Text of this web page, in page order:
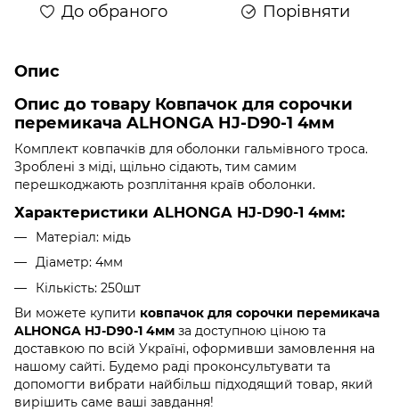
До обраного Порівняти
Опис
Опис до товару Ковпачок для сорочки
перемикача ALHONGA HJ-D90-1 4мм
Комплект ковпачків для оболонки гальмівного троса.
Зроблені з міді, щільно сідають, тим самим
перешкоджають розплітання країв оболонки.
Характеристики ALHONGA HJ-D90-1 4мм:
Матеріал: мідь
Діаметр: 4мм
Кількість: 250шт
Ви можете купити ковпачок для сорочки перемикача
ALHONGA HJ-D90-1 4мм за доступною ціною та
доставкою по всій Україні, оформивши замовлення на
нашому сайті. Будемо раді проконсультувати та
допомогти вибрати найбільш підходящий товар, який
вирішить саме ваші завдання!